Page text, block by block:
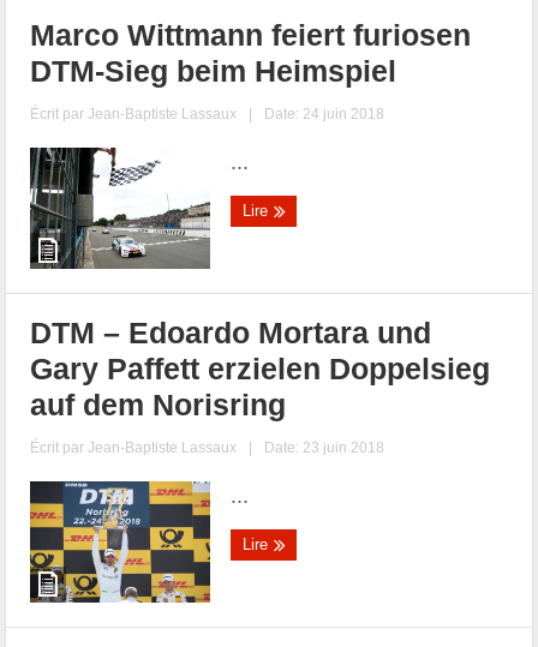
Marco Wittmann feiert furiosen
DTM-Sieg beim Heimspiel
Écrit parJean-Baptiste Lassaux | Date: 24 juin 2018
...
Lire
DTM – Edoardo Mortara und
Gary Paffett erzielen Doppelsieg
auf dem Norisring
Écrit parJean-Baptiste Lassaux | Date: 23 juin 2018
...
Lire